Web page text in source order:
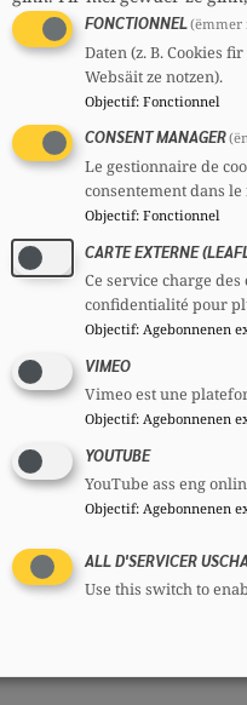
Comités
CSV
CSG
FONCTIONNEL(ëmmer
Daten (z. B. Cookies
Websäit ze notzen).
Objectif: Fonctionnel
CONSENT MANAGER
Le gestionnaire de
consentement dans le
Objectif: Fonctionnel
CARTE EXTERNE
Ce service charge
confidentialité pour
Objectif: Agebonnenen
VIMEO
Vimeo est une
Objectif: Agebonnenen
YOUTUBE
YouTube ass eng
Objectif: Agebonnenen
ALL D'SERVICER
Use this switch to